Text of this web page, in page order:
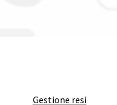
Gestione resi